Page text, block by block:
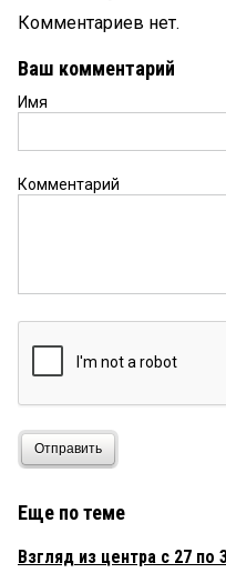
Комментариев нет.
Ваш комментарий
Имя
Комментарий
Отправить
Еще по теме
Взгляд из центра с 27 по